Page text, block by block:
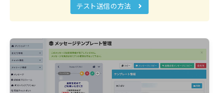
テスト送信の方法